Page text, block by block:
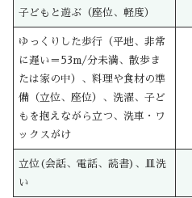
子どもと遊ぶ（座位、軽度）
ゆっくりした歩行（平地、非常
に遅い＝53m/分未満、散歩ま
たは家の中）、料理や食材の準
備（立位、座位）、洗濯、子ど
もを抱えながら立つ、洗車・ワ
ックスがけ
立位(会話、電話、読書)、皿洗
い